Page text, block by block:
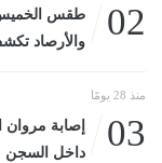
02
والأرصاد تكشف
منذ 28 يومًا
03
إصابة
داخل السجن